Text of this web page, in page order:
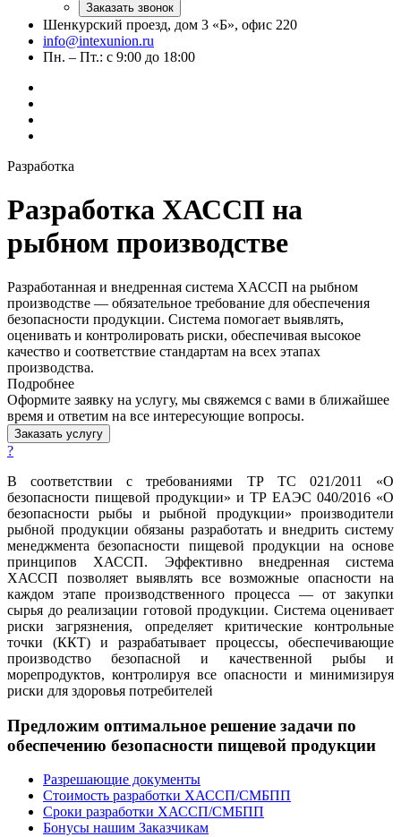
Заказать звонок
Шенкурский проезд, дом 3 «Б», офис 220
info@intexunion.ru
Пн. – Пт.: с 9:00 до 18:00
Разработка
Разработка ХАССП на
рыбном производстве
Разработанная и внедренная система ХАССП на рыбном
производстве — обязательное требование для обеспечения
безопасности продукции. Система помогает выявлять,
оценивать и контролировать риски, обеспечивая высокое
качество и соответствие стандартам на всех этапах
производства.
Подробнее
Оформите заявку на услугу, мы свяжемся с вами в ближайшее
время и ответим на все интересующие вопросы.
Заказать услугу
?
В соответствии с требованиями ТР ТС 021/2011 «О
безопасности пищевой продукции» и ТР ЕАЭС 040/2016 «О
безопасности рыбы и рыбной продукции» производители
рыбной продукции обязаны разработать и внедрить систему
менеджмента безопасности пищевой продукции на основе
принципов ХАССП. Эффективно внедренная система
ХАССП позволяет выявлять все возможные опасности на
каждом этапе производственного процесса — от закупки
сырья до реализации готовой продукции. Система оценивает
риски загрязнения, определяет критические контрольные
точки (ККТ) и разрабатывает процессы, обеспечивающие
производство безопасной и качественной рыбы и
морепродуктов, контролируя все опасности и минимизируя
риски для здоровья потребителей
Предложим оптимальное решение задачи по
обеспечению безопасности пищевой продукции
Разрешающие документы
Стоимость разработки ХАССП/СМБПП
Сроки разработки ХАССП/СМБПП
Бонусы нашим Заказчикам